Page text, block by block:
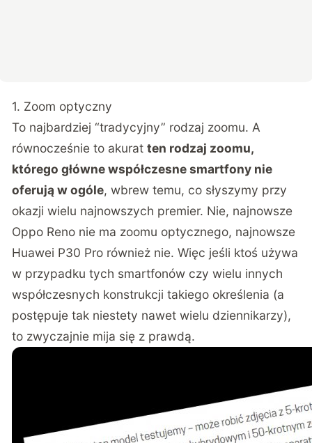
1. Zoom optyczny
To najbardziej “tradycyjny” rodzaj zoomu. A
równocześnie to akuratten rodzaj zoomu,
którego główne współczesne smartfony nie
oferują w ogóle, wbrew temu, co słyszymy przy
okazji wielu najnowszych premier. Nie, najnowsze
Oppo Reno nie ma zoomu optycznego, najnowsze
Huawei P30 Pro również nie. Więc jeśli ktoś używa
w przypadku tych smartfonów czy wielu innych
współczesnych konstrukcji takiego określenia (a
postępuje tak niestety nawet wielu dziennikarzy),
to zwyczajnie mija się z prawdą.